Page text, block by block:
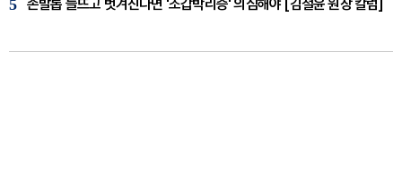
5 손발톱 들뜨고 벗겨진다면 '조갑박리증' 의심해야 [김철윤 원장 칼럼]